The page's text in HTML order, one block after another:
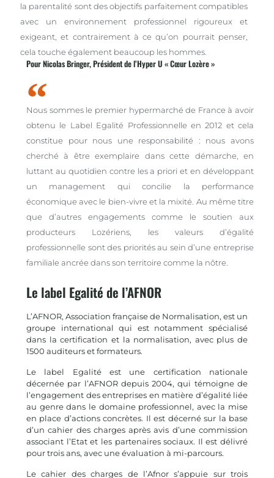
la parentalité sont des objectifs parfaitement compatibles
avec un environnement professionnel rigoureux et
exigeant, et contrairement à ce qu’on pourrait penser,
cela touche également beaucoup les hommes.
Pour Nicolas Bringer, Président de l’Hyper U « Cœur Lozère »
Nous sommes le premier hypermarché de France à avoir
obtenu le Label Egalité Professionnelle en 2012 et cela
constitue pour nous une responsabilité : nous avons
cherché à être exemplaire dans cette démarche, en
luttant au quotidien contre les a priori et en développant
un management qui concilie la performance
économique avec le bien-vivre et la mixité. Au même titre
que d’autres engagements comme le soutien aux
producteurs Lozériens, les valeurs d’égalité
professionnelle sont des priorités au sein d’une entreprise
familiale ancrée dans son territoire comme la nôtre.
Le label Egalité de l’AFNOR
L’AFNOR, Association française de Normalisation, est un
groupe international qui est notamment spécialisé
dans la certification et la normalisation, avec plus de
1500 auditeurs et formateurs.
Le label Egalité est une certification nationale
décernée par l’AFNOR depuis 2004, qui témoigne de
l’engagement des entreprises en matière d’égalité liée
au genre dans le domaine professionnel, avec la mise
en place d’actions concrètes. Il est décerné sur la base
d’un cahier des charges après avis d’une commission
associant l’Etat et les partenaires sociaux. Il est délivré
pour trois ans, avec une évaluation à mi-parcours.
Le cahier des charges de l’Afnor s’appuie sur trois